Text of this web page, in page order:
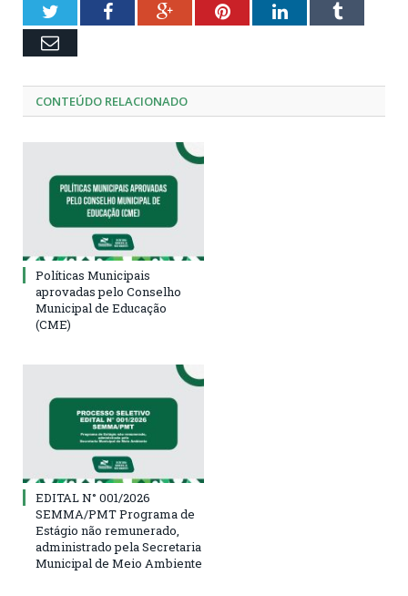
TwitterFacebookGoogle+PinterestLinkedInTumblr
Email
CONTEÚDO RELACIONADO
Políticas Municipais
aprovadas pelo Conselho
Municipal de Educação
(CME)
EDITAL N° 001/2026
SEMMA/PMT Programa de
Estágio não remunerado,
administrado pela Secretaria
Municipal de Meio Ambiente